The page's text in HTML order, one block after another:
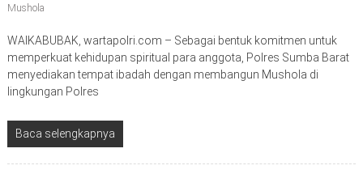
Mushola
WAIKABUBAK, wartapolri.com – Sebagai bentuk komitmen untuk
memperkuat kehidupan spiritual para anggota, Polres Sumba Barat
menyediakan tempat ibadah dengan membangun Mushola di
lingkungan Polres
Baca selengkapnya